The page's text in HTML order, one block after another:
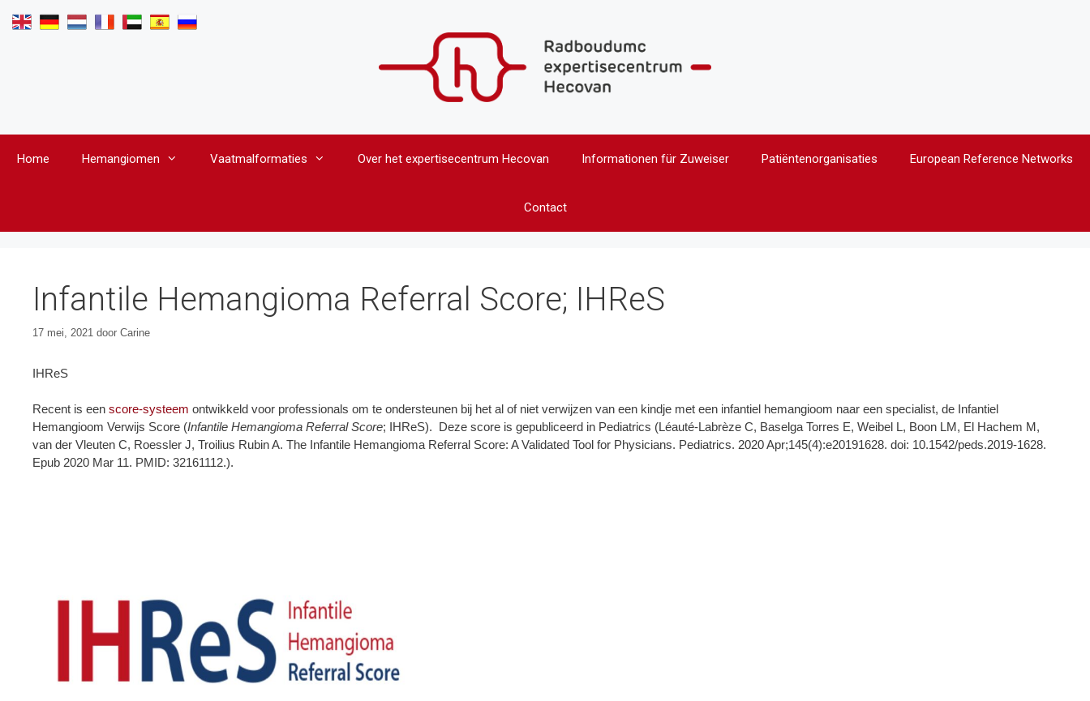
naar
Home Hemangiomen Vaatmalformaties Over het expertisecentrum Hecovan Informationen für Zuweiser Patiëntenorganisaties European Reference Networks
Contact
Infantile Hemangioma Referral Score; IHReS
17 mei, 2021 door Carine
IHReS
Recent is een score-systeem ontwikkeld voor professionals om te ondersteunen bij het al of niet verwijzen van een kindje met een infantiel hemangioom naar een specialist, de Infantiel
Hemangioom Verwijs Score (Infantile Hemangioma Referral Score; IHReS). Deze score is gepubliceerd in Pediatrics (Léauté-Labrèze C, Baselga Torres E, Weibel L, Boon LM, El Hachem M,
van der Vleuten C, Roessler J, Troilius Rubin A. The Infantile Hemangioma Referral Score: A Validated Tool for Physicians. Pediatrics. 2020 Apr;145(4):e20191628. doi: 10.1542/peds.2019-1628.
Epub 2020 Mar 11. PMID: 32161112.).